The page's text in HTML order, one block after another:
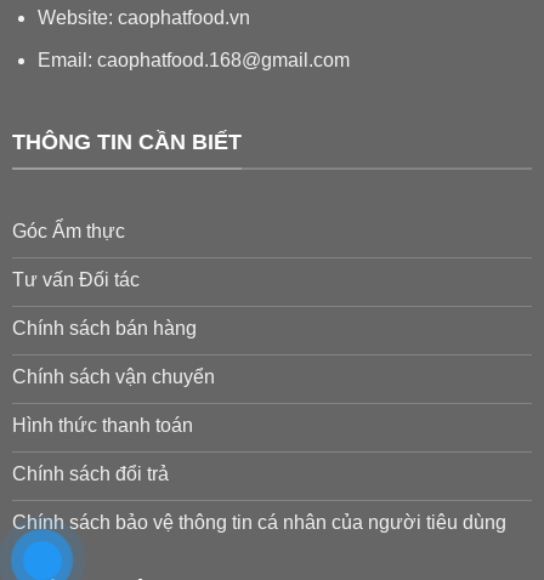
Website: caophatfood.vn
Email: caophatfood.168@gmail.com
THÔNG TIN CẦN BIẾT
Góc Ẩm thực
Tư vấn Đối tác
Chính sách bán hàng
Chính sách vận chuyển
Hình thức thanh toán
Chính sách đổi trả
Chính sách bảo vệ thông tin cá nhân của người tiêu dùng